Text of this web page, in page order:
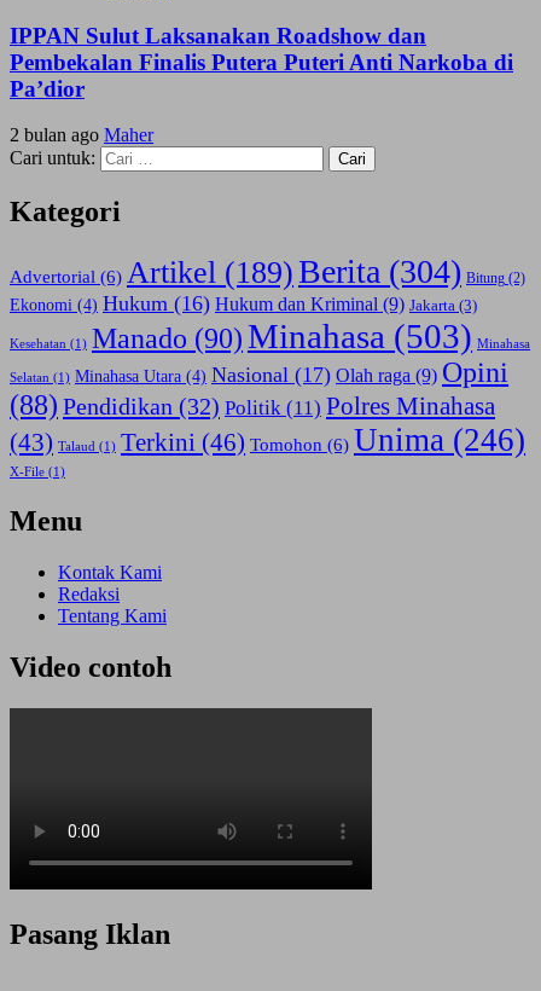
IPPAN Sulut Laksanakan Roadshow dan
Pembekalan Finalis Putera Puteri Anti Narkoba di
Pa’dior
2 bulan ago Maher
Cari untuk:
Kategori
Advertorial (6) Artikel (189)Berita (304) Bitung (2)
Ekonomi (4) Hukum (16) Hukum dan Kriminal (9) Jakarta (3)
Kesehatan (1) Manado (90) Minahasa (503) Minahasa
Selatan (1) Minahasa Utara (4) Nasional (17) Olah raga (9) Opini
(88) Pendidikan (32) Politik (11) Polres Minahasa
(43) Talaud (1) Terkini (46) Tomohon (6) Unima (246)
X-File (1)
Menu
Kontak Kami
Redaksi
Tentang Kami
Video contoh
Pasang Iklan